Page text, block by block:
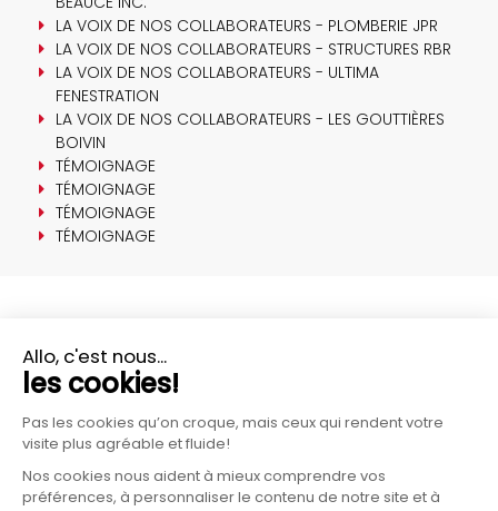
LA VOIX DE NOS COLLABORATEURS - PLOMBERIE JPR
LA VOIX DE NOS COLLABORATEURS - STRUCTURES RBR
LA VOIX DE NOS COLLABORATEURS - ULTIMA
FENESTRATION
LA VOIX DE NOS COLLABORATEURS - LES GOUTTIÈRES
BOIVIN
TÉMOIGNAGE
TÉMOIGNAGE
TÉMOIGNAGE
TÉMOIGNAGE
PLUS D'INFORMATIONS?